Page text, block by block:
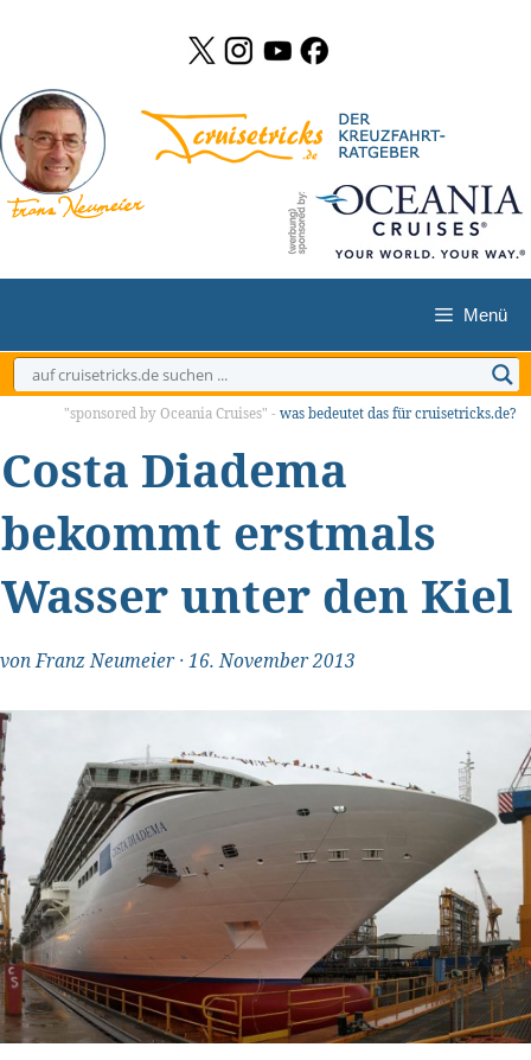
springen
Menü
"sponsored by Oceania Cruises" - was bedeutet das für cruisetricks.de?
Costa Diadema
bekommt erstmals
Wasser unter den Kiel
vonFranz Neumeier·16. November 2013